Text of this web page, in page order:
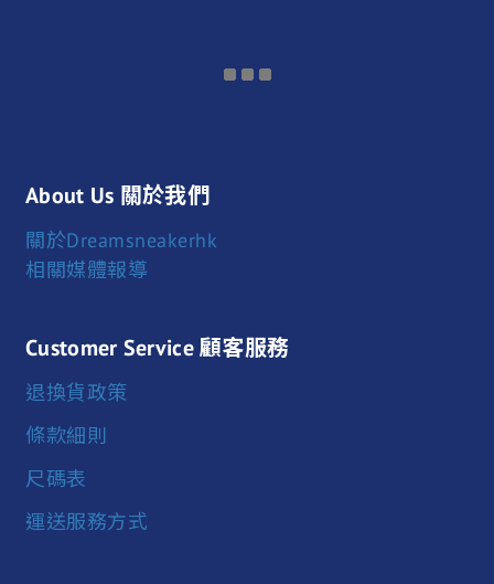
About Us 關於我們
關於Dreamsneakerhk
相關媒體報導
Customer Service 顧客服務
退換貨政策
條款細則
尺碼表
運送服務方式